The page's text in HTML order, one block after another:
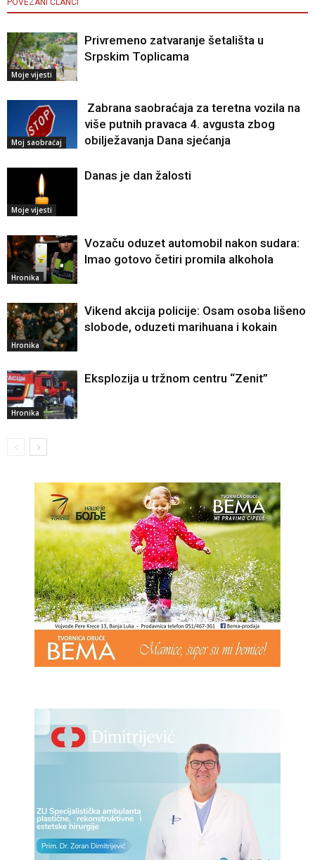
POVEZANI ČLANCI
Moje vijesti
Privremeno zatvaranje šetališta u
Srpskim Toplicama
Moj saobraćaj
Zabrana saobraćaja za teretna vozila na
više putnih pravaca 4. avgusta zbog
obilježavanja Dana sjećanja
Moje vijesti
Danas je dan žalosti
Hronika
Vozaču oduzet automobil nakon sudara:
Imao gotovo četiri promila alkohola
Hronika
Vikend akcija policije: Osam osoba lišeno
slobode, oduzeti marihuana i kokain
Hronika
Eksplozija u tržnom centru “Zenit”